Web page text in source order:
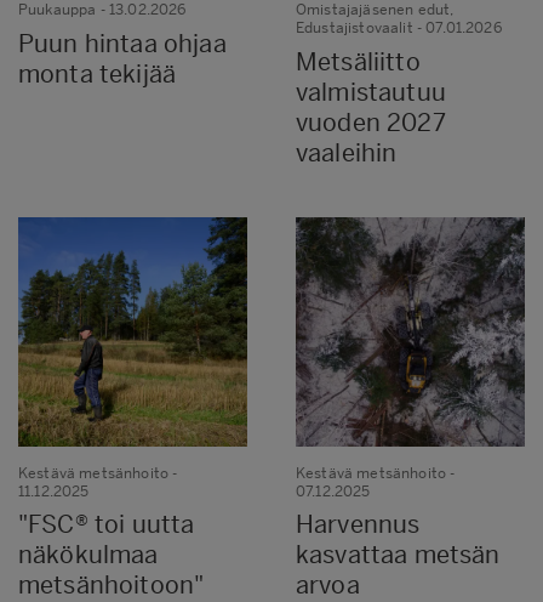
Puukauppa - 13.02.2026
Puun hintaa ohjaa
monta tekijää
Omistajajäsenen edut,
Edustajistovaalit - 07.01.2026
Metsäliitto
valmistautuu
vuoden 2027
vaaleihin
Kestävä metsänhoito -
11.12.2025
"FSC® toi uutta
näkökulmaa
metsänhoitoon"
Kestävä metsänhoito -
07.12.2025
Harvennus
kasvattaa metsän
arvoa